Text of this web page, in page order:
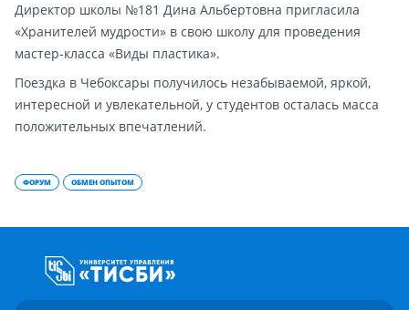
Директор школы №181 Дина Альбертовна пригласила
«Хранителей мудрости» в свою школу для проведения
мастер-класса «Виды пластика».
Поездка в Чебоксары получилось незабываемой, яркой,
интересной и увлекательной, у студентов осталась масса
положительных впечатлений.
ФОРУМ ОБМЕН ОПЫТОМ